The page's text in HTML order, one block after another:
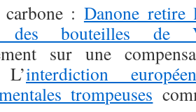
: Danone retire
des bouteilles de
sur une
interdiction
trompeuses